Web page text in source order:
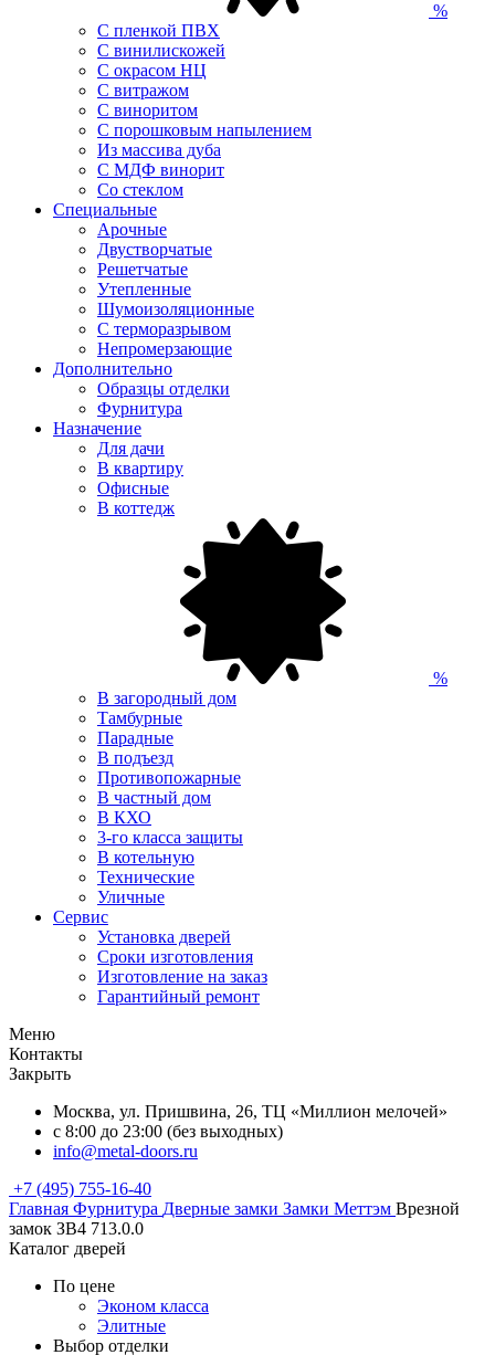
%
С пленкой ПВХ
С винилискожей
С окрасом НЦ
С витражом
С виноритом
С порошковым напылением
Из массива дуба
С МДФ винорит
Со стеклом
Специальные
Арочные
Двустворчатые
Решетчатые
Утепленные
Шумоизоляционные
С терморазрывом
Непромерзающие
Дополнительно
Образцы отделки
Фурнитура
Назначение
Для дачи
В квартиру
Офисные
В коттедж
%
В загородный дом
Тамбурные
Парадные
В подъезд
Противопожарные
В частный дом
В КХО
3-го класса защиты
В котельную
Технические
Уличные
Сервис
Установка дверей
Сроки изготовления
Изготовление на заказ
Гарантийный ремонт
Меню
Контакты
Закрыть
Москва, ул. Пришвина, 26, ТЦ «Миллион мелочей»
с 8:00 до 23:00 (без выходных)
info@metal-doors.ru
+7 (495) 755-16-40
Главная Фурнитура Дверные замки Замки Меттэм Врезной
замок ЗВ4 713.0.0
Каталог дверей
По цене
Эконом класса
Элитные
Выбор отделки